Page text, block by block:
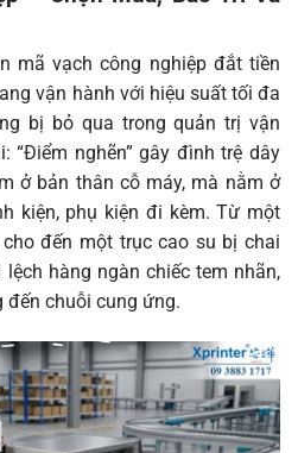
mã vạch công nghiệp đắt tiền
vận hành với hiệu suất tối đa
bị bỏ qua trong quản trị vận
“Điểm nghẽn” gây đình trệ dây
ở bản thân cỗ máy, mà nằm ở
kiện, phụ kiện đi kèm. Từ một
đến một trục cao su bị chai
hàng ngàn chiếc tem nhãn,
đến chuỗi cung ứng.